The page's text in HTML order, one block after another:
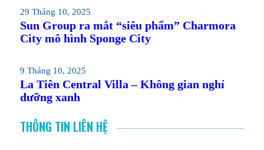
29 Tháng 10, 2025
Sun Group ra mắt “siêu phẩm” Charmora
City mô hình Sponge City
9 Tháng 10, 2025
La Tiên Central Villa – Không gian nghỉ
dưỡng xanh
THÔNG TIN LIÊN HỆ